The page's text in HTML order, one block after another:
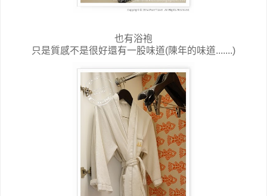
也有浴袍
只是質感不是很好還有一股味道(陳年的味道.......)